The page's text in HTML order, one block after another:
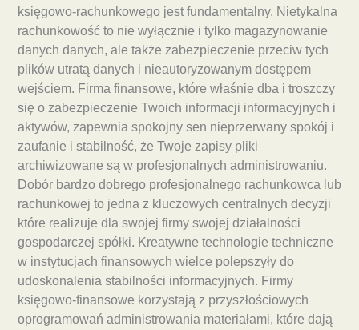
księgowo-rachunkowego jest fundamentalny. Nietykalna
rachunkowość to nie wyłącznie i tylko magazynowanie
danych danych, ale także zabezpieczenie przeciw tych
plików utratą danych i nieautoryzowanym dostępem
wejściem. Firma finansowe, które właśnie dba i troszczy
się o zabezpieczenie Twoich informacji informacyjnych i
aktywów, zapewnia spokojny sen nieprzerwany spokój i
zaufanie i stabilność, że Twoje zapisy pliki
archiwizowane są w profesjonalnych administrowaniu.
Dobór bardzo dobrego profesjonalnego rachunkowca lub
rachunkowej to jedna z kluczowych centralnych decyzji
które realizuje dla swojej firmy swojej działalności
gospodarczej spółki. Kreatywne technologie techniczne
w instytucjach finansowych wielce polepszyły do
udoskonalenia stabilności informacyjnych. Firmy
księgowo-finansowe korzystają z przyszłościowych
oprogramowań administrowania materiałami, które dają